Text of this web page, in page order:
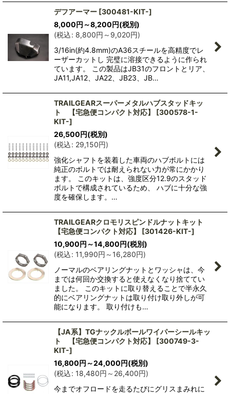
デフアーマー [300481-KIT-]
8,000円 ～8,200円(税別)
(税込: 8,800円 ～9,020円)
3/16in(約4.8mm)のA36スチールを高精度でレ
ーザーカットし 完璧に溶接できるように作られ
ています。 この製品はJB31のフロントとリア、
JA11,JA12、JA22、JB23、JB…
TRAILGEARスーパーメタルハブスタッドキッ
ト 【宅急便コンパクト対応】
[300578-1-
KIT-]
26,500円(税別)
(税込: 29,150円)
強化シャフトを装着した車両のハブボルトには
純正のボルトでは耐えられない力が常にかかり
ます。 このキットは、強度区分12.9のスタッド
ボルトで構成されているため、 ハブに十分な強
度を確保します。…
TRAILGEARクロモリスピンドルナットキット
【宅急便コンパクト対応】
[301426-KIT-]
10,900円 ～14,800円(税別)
(税込: 11,990円 ～16,280円)
ノーマルのベアリングナットとワッシャは、今
までは何回か交換すると使えなくなり捨ててい
ました。 このキットに取り替えることで半永久
的にベアリングナットは取り付け取り外しが可
能になります。 取り付けも…
【JA系】TGナックルボールワイパーシールキッ
ト 【宅急便コンパクト対応】
[300749-3-
KIT-]
16,800円 ～24,000円(税別)
(税込: 18,480円 ～26,400円)
今までオフロードを走るたびにグリスまみれに